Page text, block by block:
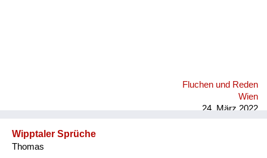
Fluchen und Reden
Wien
24. März 2022
Wipptaler Sprüche
Thomas